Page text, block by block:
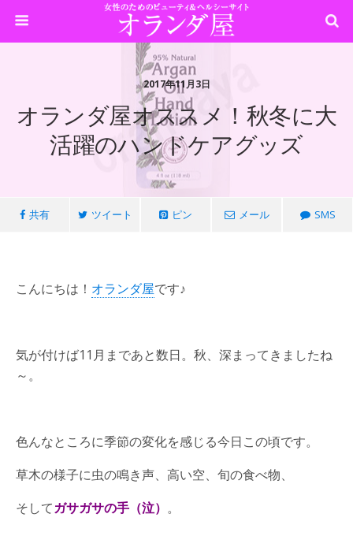
2017年11月3日
オランダ屋オススメ！秋冬に大
活躍のハンドケアグッズ
共有 ツイート ピン メール SMS
こんにちは！ オランダ屋です♪
気が付けば11月まであと数日。秋、深まってきましたね
～。
色んなところに季節の変化を感じる今日この頃です。
草木の様子に虫の鳴き声、高い空、旬の食べ物、
そしてガサガサの手（泣） 。